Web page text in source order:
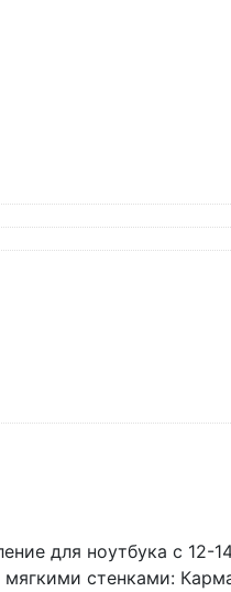
для ноутбука с 12-
стенками: